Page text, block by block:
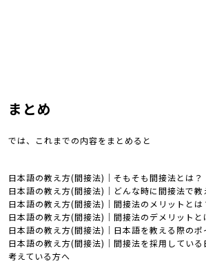
まとめ
では、これまでの内容をまとめると
日本語の教え方(間接法)｜そもそも間接法とは？
日本語の教え方(間接法)｜どんな時に間接法で教
日本語の教え方(間接法)｜間接法のメリットとは
日本語の教え方(間接法)｜間接法のデメリットと
日本語の教え方(間接法)｜日本語を教える際のポ
日本語の教え方(間接法)｜間接法を採用してい
考えている方へ